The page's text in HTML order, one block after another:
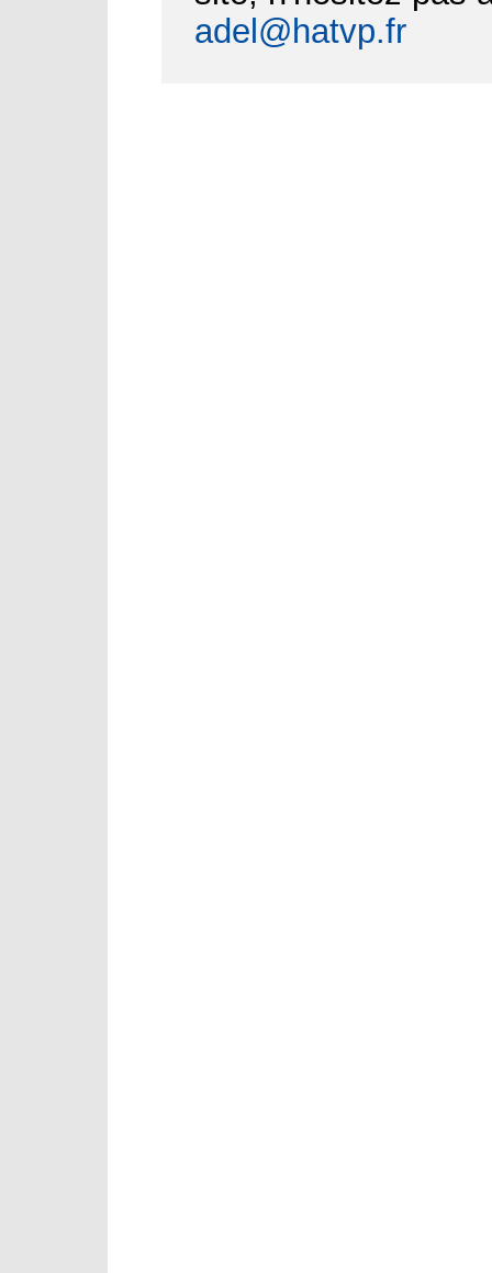
adel@hatvp.fr